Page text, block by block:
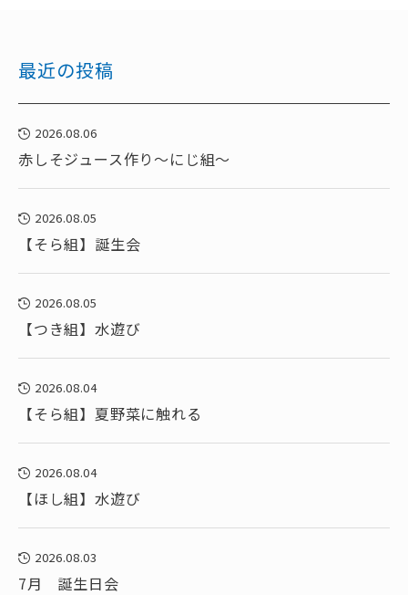
最近の投稿
2026.08.06
赤しそジュース作り～にじ組～
2026.08.05
【そら組】誕生会
2026.08.05
【つき組】水遊び
2026.08.04
【そら組】夏野菜に触れる
2026.08.04
【ほし組】水遊び
2026.08.03
7月 誕生日会